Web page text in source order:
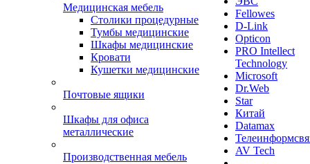
Медицинская мебель
Столики процедурные
Тумбы медицинские
Шкафы медицинские
Кровати
Кушетки медицинские
Почтовые ящики
Шкафы для офиса
металлические
Производственная мебель
Fellowes
D-Link
Opticon
PRO Intellect
Technology
Microsoft
Dr.Web
Star
Китай
Datamax
AV Tech